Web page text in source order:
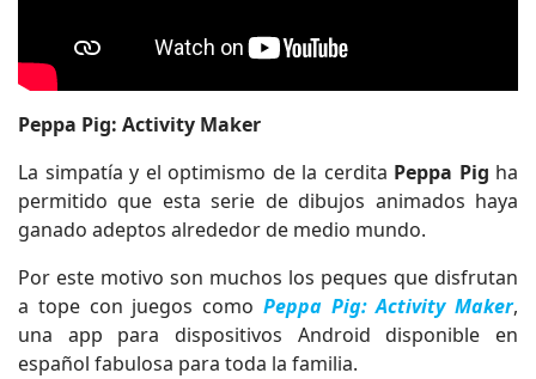
Peppa Pig: Activity Maker
La simpatía y el optimismo de la cerdita Peppa Pig ha
permitido que esta serie de dibujos animados haya
ganado adeptos alrededor de medio mundo.
Por este motivo son muchos los peques que disfrutan
a tope con juegos como Peppa Pig: Activity Maker,
una app para dispositivos Android disponible en
español fabulosa para toda la familia.